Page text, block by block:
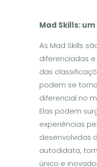
Mad Skills:
As Mad Skills
diferenciadas
das
podem se
diferencial no
Elas podem
experiências
desenvolvidas
autodidata,
único e